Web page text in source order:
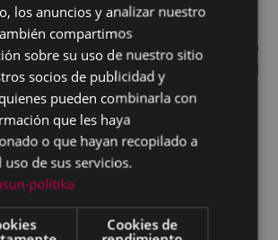
trabajo de cara al futuro
identificado, sin embargo, un reto
clara: la brecha existente entre el
uso del euskera. Muchos han
vez más gente sabe euskera,
tiene el mismo reflejo en el uso en
según la última medición de uso
Klusterra, 2021), el uso
calle en Eibar es del 13%, y este
una tendencia descendente
SPANISH
los anuncios y analizar nuestro
compartimos
sobre su uso de nuestro sitio
socios de publicidad y
pueden combinarla con
que les haya
o que hayan recopilado a
de sus servicios.
politika
Cookies de